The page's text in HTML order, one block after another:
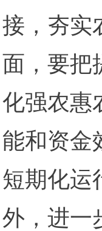
接，夯实
面，要把
化强农惠
能和资金
短期化运
外，进一